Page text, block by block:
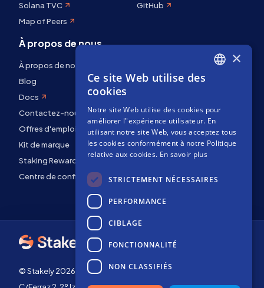
Solana TVC
Map of Peers
GitHub
À propos de nous
À propos de nous
Blog
Docs
Contactez-nous
Offres d'emploi
Kit de marque
Staking Rewards
Centre de confidentialité
© Stakely 2026 | Stakely, S.L. | NIF B72551682
FRENCH
×
Ce site Web utilise des
cookies
Notre site Web utilise des cookies pour
améliorer l"expérience utilisateur. En
utilisant notre site Web, vous acceptez tous
les cookies conformément à notre Politique
relative aux cookies. En savoir plus
STRICTEMENT NÉCESSAIRES
PERFORMANCE
CIBLAGE
FONCTIONNALITÉ
NON CLASSIFIÉS